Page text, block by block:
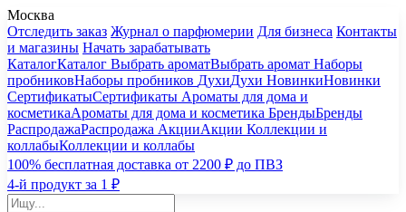
Москва
Отследить заказ Журнал о парфюмерии Для бизнеса Контакты
и магазины Начать зарабатывать
КаталогКаталог Выбрать ароматВыбрать аромат Наборы
пробниковНаборы пробников ДухиДухи НовинкиНовинки
СертификатыСертификаты Ароматы для дома и
косметикаАроматы для дома и косметика БрендыБренды
РаспродажаРаспродажа АкцииАкции Коллекции и
коллабыКоллекции и коллабы
100% бесплатная доставка от 2200 ₽ до ПВЗ
4-й продукт за 1 ₽